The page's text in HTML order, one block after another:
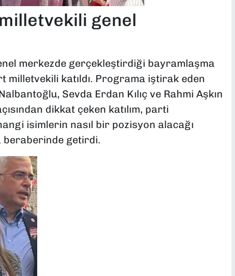
genel
merkezde gerçekleştirdiği bayramlaşma
milletvekili katıldı. Programa iştirak eden
Sevda Erdan Kılıç ve Rahmi Aşkın
dikkat çeken katılım, parti
isimlerin nasıl bir pozisyon alacağı
beraberinde getirdi.